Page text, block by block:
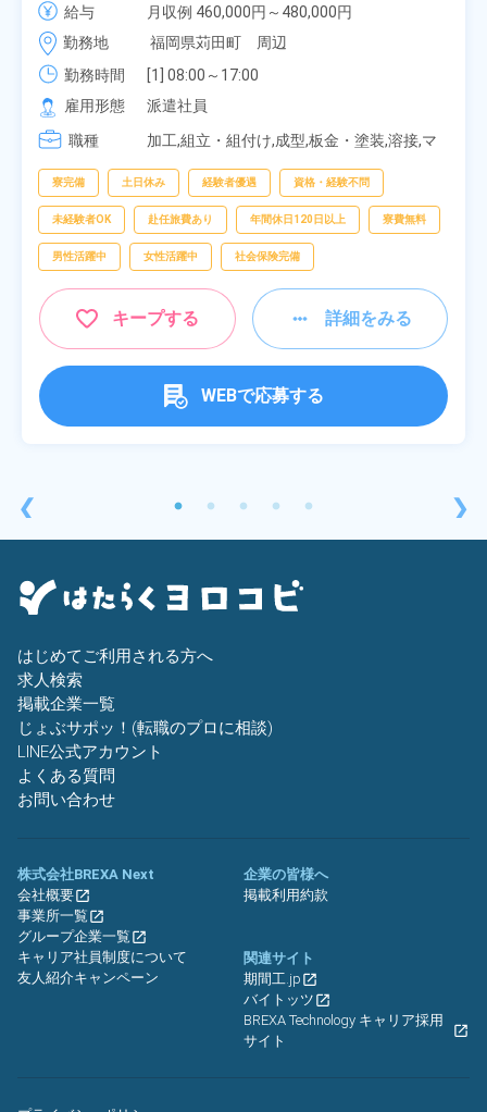
❮
費会社負担！社員食堂あり！日払いあり！土日休
み！特別賞与90万円支給！《福岡県京都郡苅田町》
給与
月収例 460,000円～480,000円
時給 1,900円～1,900円
勤務地
福岡県苅田町　周辺
勤務時間
[1] 08:00～17:00
[2] 20:00～05:00
[3] 06:30～15:00
[4] 14:30～23:00
雇用形態
派遣社員
職種
加工,組立・組付け,成型,板金・塗装,溶接,マ
査,物流・配送
寮完備 土日休み 経験者優遇 資格・経験不問
未経験者OK 赴任旅費あり 年間休日120日以上 寮費無料
男性活躍中 女性活躍中 社会保険完備
キープする 詳細をみる
WEBで応募する
❯
はじめてご利用される方へ
求人検索
掲載企業一覧
じょぶサポッ！(転職のプロに相談)
LINE公式アカウント
よくある質問
お問い合わせ
株式会社BREXA Next
会社概要
事業所一覧
グループ企業一覧
キャリア社員制度について
友人紹介キャンペーン
企業の皆様へ
掲載利用約款
関連サイト
期間工.jp
バイトッツ
BREXA Technology キャリア採用
サイト